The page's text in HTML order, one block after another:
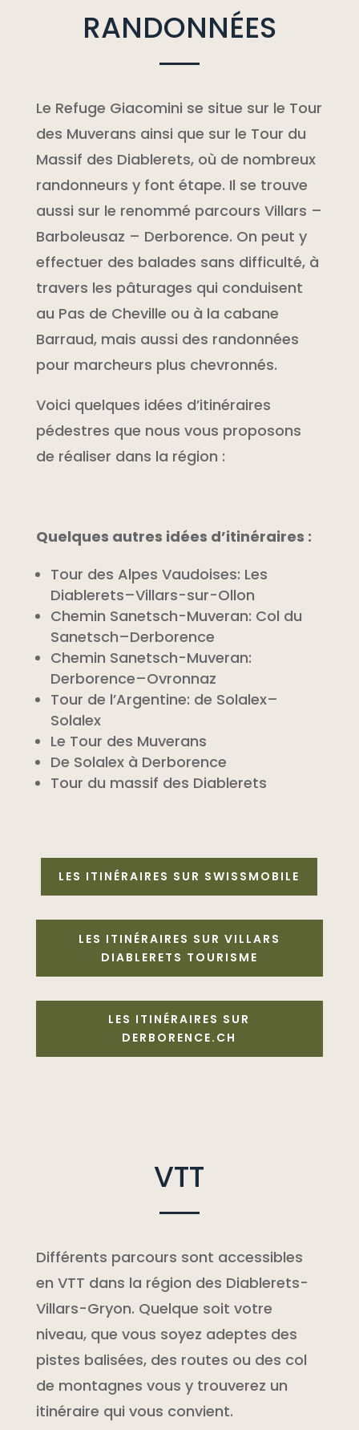
RANDONNÉES
Le Refuge Giacomini se situe sur le Tour
des Muverans ainsi que sur le Tour du
Massif des Diablerets, où de nombreux
randonneurs y font étape. Il se trouve
aussi sur le renommé parcours Villars –
Barboleusaz – Derborence. On peut y
effectuer des balades sans difficulté, à
travers les pâturages qui conduisent
au Pas de Cheville ou à la cabane
Barraud, mais aussi des randonnées
pour marcheurs plus chevronnés.
Voici quelques idées d’itinéraires
pédestres que nous vous proposons
de réaliser dans la région :
Quelques autres idées d’itinéraires :
Tour des Alpes Vaudoises: Les
Diablerets–Villars-sur-Ollon
Chemin Sanetsch-Muveran: Col du
Sanetsch–Derborence
Chemin Sanetsch-Muveran:
Derborence–Ovronnaz
Tour de l’Argentine: de Solalex–
Solalex
Le Tour des Muverans
De Solalex à Derborence
Tour du massif des Diablerets
LES ITINÉRAIRES SUR SWISSMOBILE
LES ITINÉRAIRES SUR VILLARS
DIABLERETS TOURISME
LES ITINÉRAIRES SUR
DERBORENCE.CH
VTT
Différents parcours sont accessibles
en VTT dans la région des Diablerets-
Villars-Gryon. Quelque soit votre
niveau, que vous soyez adeptes des
pistes balisées, des routes ou des col
de montagnes vous y trouverez un
itinéraire qui vous convient.